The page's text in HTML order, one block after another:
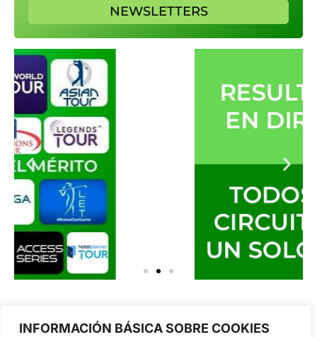
INFORMACIÓN BÁSICA SOBRE COOKIES
NEWSLETTERS